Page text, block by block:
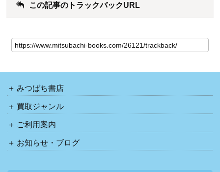
この記事のトラックバックURL
みつばち書店
買取ジャンル
ご利用案内
お知らせ・ブログ